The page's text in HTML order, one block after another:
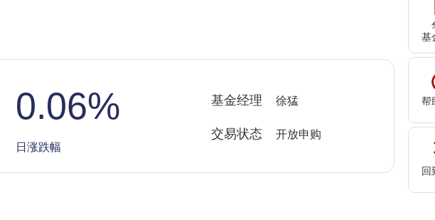
基
帮
回
0.06%
日涨跌幅
基金经理 徐猛
交易状态 开放申购